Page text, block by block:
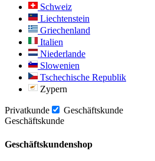
Schweiz
Liechtenstein
Griechenland
Italien
Niederlande
Slowenien
Tschechische Republik
Zypern
Privatkunde
Geschäftskunde
Geschäftskunde
Geschäftskundenshop